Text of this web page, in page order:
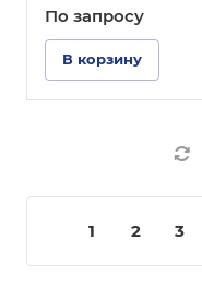
По запросу
В корзину
1 2 3